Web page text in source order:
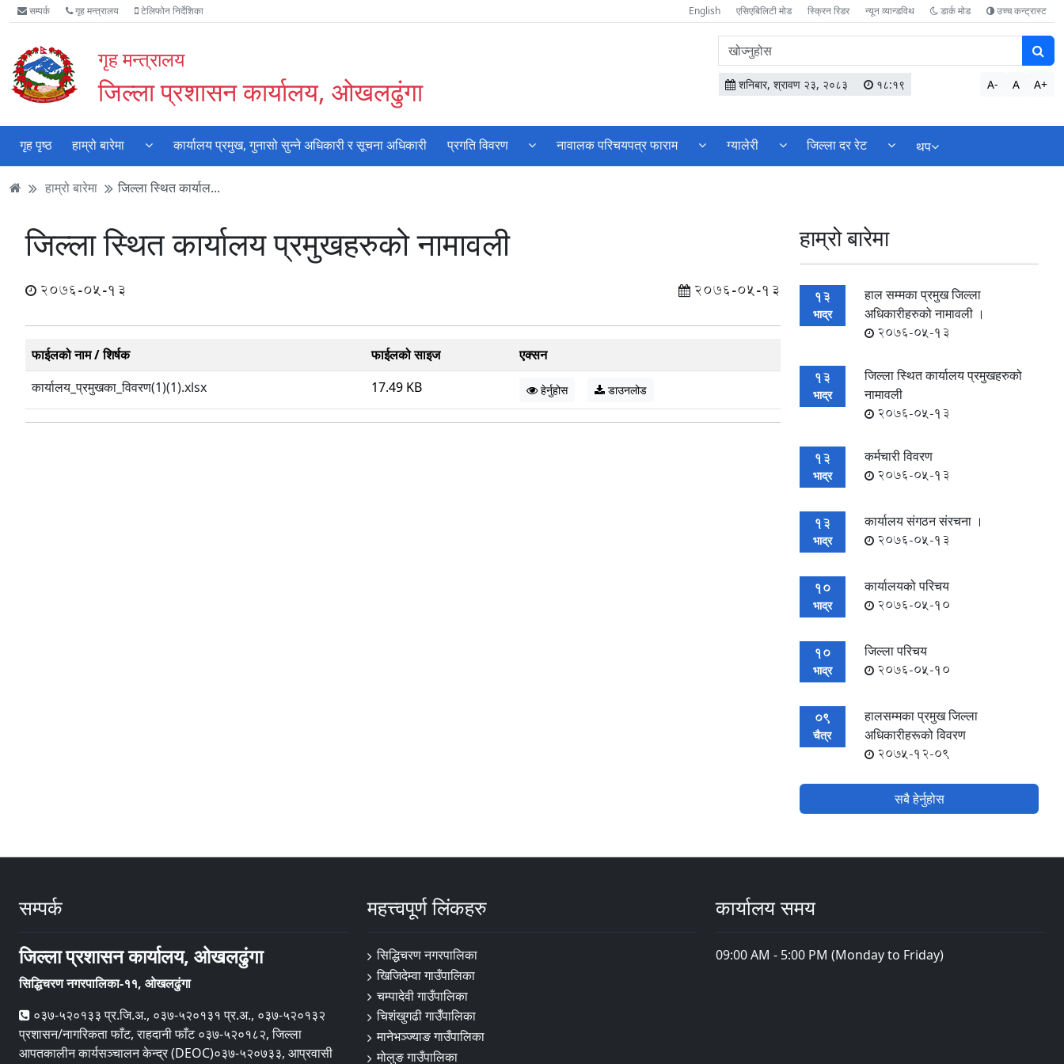
Accessibility
Mode
गर्नुहोस्
मुख्य
सामाग्री
पढ्नुहाेस्
मुख्य
नेभिगेसन
पढ्नुहाेस्
वेबसाइट
खोजमा
जानुहोस्
सम्पर्क गृह मन्त्रालय टेलिफोन निर्देशिका English एसिएबिलिटी मोड स्क्रिन रिडर न्यून व्यान्डविथ डार्क मोड उच्च कन्ट्रास्ट
गृह मन्त्रालय
जिल्ला प्रशासन कार्यालय, ओखलढुंगा
वेबसाइटमा
सामग्री
खोज्नुहोस
शनिबार, श्रावण २३, २०८३ १८:१९ A- A A+
गृह पृष्ठ हाम्रो बारेमा कार्यालय प्रमुख, गुनासो सुन्‍ने अधिकारी र सूचना अधिकारी प्रगति विवरण नावालक परिचयपत्र फाराम ग्यालेरी जिल्ला दर रेट थप
हाम्रो बारेमा जिल्ला स्थित कार्याल...
जिल्ला स्थित कार्यालय प्रमुखहरुको नामावली
2076-05-13 2076-05-13
फाईलको नाम / शिर्षक फाईलको साइज
एक्सन
कार्यालय_प्रमुखका_विवरण(1)(1).xlsx
17.49 KB हेर्नुहोस डाउनलोड
हाम्रो बारेमा
13
भाद्र
हाल सम्मका प्रमुख जिल्ला
अधिकारीहरुको नामावली ।
2076-05-13
13
भाद्र
जिल्ला स्थित कार्यालय प्रमुखहरुको
नामावली
2076-05-13
13
भाद्र
कर्मचारी विवरण
2076-05-13
13
भाद्र
कार्यालय संगठन संरचना ।
2076-05-13
10
भाद्र
कार्यालयको परिचय
2076-05-10
10
भाद्र
जिल्ला परिचय
2076-05-10
09
चैत्र
हालसम्मका प्रमुख जिल्ला
अधिकारीहरूको विवरण
2075-12-09
सबै हेर्नुहोस
सम्पर्क
जिल्ला प्रशासन कार्यालय, ओखलढुंगा
सिद्धिचरण नगरपालिका-११, ओखलढुंगा
०३७-५२०१३३ प्र.जि.अ., ०३७-५२०१३१ प्र.अ., ०३७-५२०१३२
प्रशासन/नागरिकता फाँट, राहदानी फाँट ०३७-५२०१८२, जिल्ला
आपतकालीन कार्यसञ्‍चालन केन्द्र (DEOC)०३७-५२०७३३, आप्रवासी
महत्त्वपूर्ण लिंकहरु
सिद्धिचरण नगरपालिका
खिजिदेम्वा गाउँपालिका
चम्पादेवी गाउँपालिका
चिशंखुगढी गाउँँपालिका
मानेभञ्‍ज्याङ गाउँपालिका
मोलुङ गाउँपालिका
कार्यालय समय
09:00 AM - 5:00 PM (Monday to Friday)